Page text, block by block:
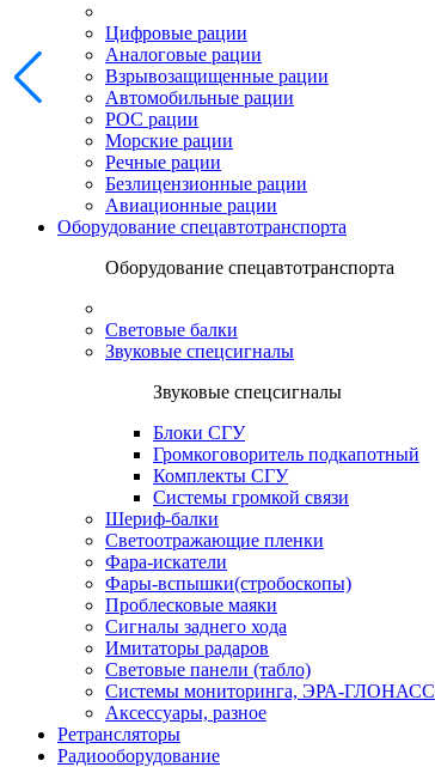
Цифровые рации
Аналоговые рации
Взрывозащищенные рации
Автомобильные рации
POC рации
Морские рации
Речные рации
Безлицензионные рации
Авиационные рации
Оборудование спецавтотранспорта
Оборудование спецавтотранспорта
Световые балки
Звуковые спецсигналы
Звуковые спецсигналы
Блоки СГУ
Громкоговоритель подкапотный
Комплекты СГУ
Системы громкой связи
Шериф-балки
Светоотражающие пленки
Фара-искатели
Фары-вспышки(стробоскопы)
Проблесковые маяки
Сигналы заднего хода
Имитаторы радаров
Световые панели (табло)
Системы мониторинга, ЭРА-ГЛОНАСС
Аксессуары, разное
Ретрансляторы
Радиооборудование